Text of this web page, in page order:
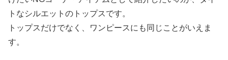
トなシルエットのトップスです。
トップスだけでなく、ワンピースにも同じことがいえま
す。